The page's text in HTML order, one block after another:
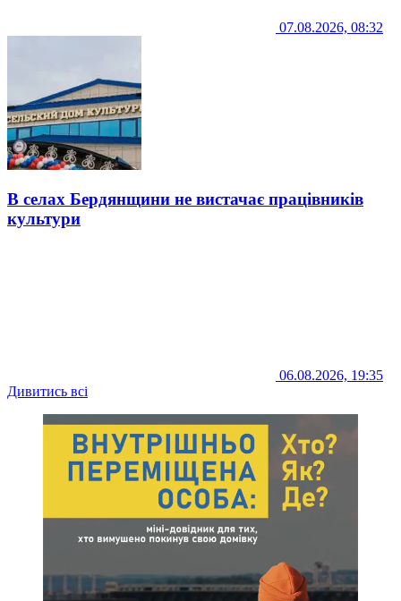
07.08.2026, 08:32
В селах Бердянщини не вистачає працівників
культури
06.08.2026, 19:35
Дивитись всі